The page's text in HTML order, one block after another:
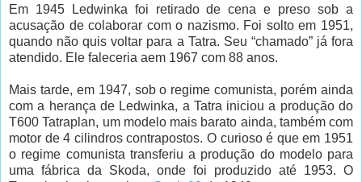
Em 1945 Ledwinka foi retirado de cena e preso sob a
acusação de colaborar com o nazismo. Foi solto em 1951,
quando não quis voltar para a Tatra. Seu “chamado” já fora
atendido. Ele faleceria aem 1967 com 88 anos.
Mais tarde, em 1947, sob o regime comunista, porém ainda
com a herança de Ledwinka, a Tatra iniciou a produção do
T600 Tatraplan, um modelo mais barato ainda, também com
motor de 4 cilindros contrapostos. O curioso é que em 1951
o regime comunista transferiu a produção do modelo para
uma fábrica da Skoda, onde foi produzido até 1953. O